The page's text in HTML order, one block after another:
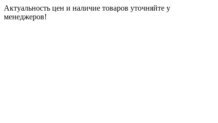
Актуальность цен и наличие товаров уточняйте у
менеджеров!